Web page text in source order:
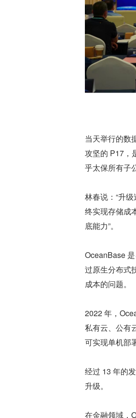
当天举行的数
攻坚的 P17，
乎太保所有子
林春说：“升
终实现存储成
底能力”。
OceanBase 是
过原生分布式
成本的问题。
2022 年，
私有云、公有
可实现单机部
经过 13 年的
升级。
在金融领域，